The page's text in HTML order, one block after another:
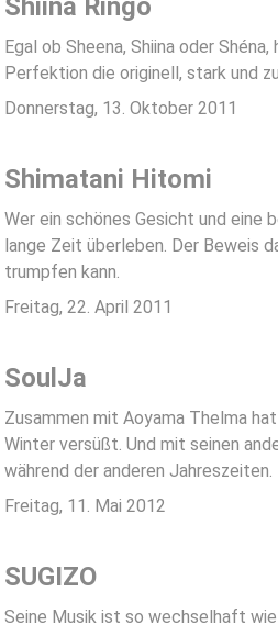
Shiina Ringo
Egal ob Sheena, Shiina oder
Perfektion die originell, stark und
Donnerstag, 13. Oktober 2011
Shimatani Hitomi
Wer ein schönes Gesicht und eine
lange Zeit überleben. Der Beweis
trumpfen kann.
Freitag, 22. April 2011
SoulJa
Zusammen mit Aoyama Thelma
Winter versüßt. Und mit seinen
während der anderen Jahreszeiten.
Freitag, 11. Mai 2012
SUGIZO
Seine Musik ist so wechselhaft